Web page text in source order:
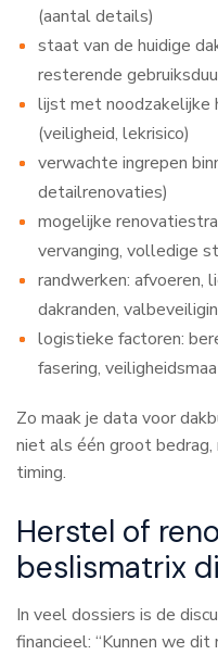
(aantal details)
staat van de huidige
resterende
lijst met noodzakelijke
(veiligheid, lekrisico)
verwachte ingrepen
detailrenovaties)
mogelijke
vervanging, volledige
randwerken: afvoeren,
dakranden,
logistieke factoren:
fasering,
Zo maak je data voor
niet als één groot
timing.
Herstel of
beslismatrix
In veel dossiers is de
financieel: “Kunnen we